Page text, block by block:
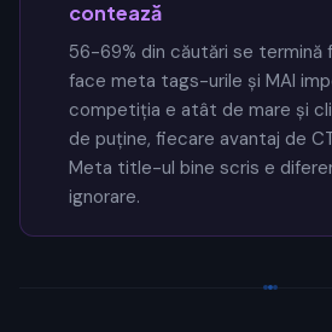
contează
56-69% din căutări se termină
face meta tags-urile și MAI
competiția e atât de mare și
de puține, fiecare avantaj de
Meta title-ul bine scris e
ignorare.